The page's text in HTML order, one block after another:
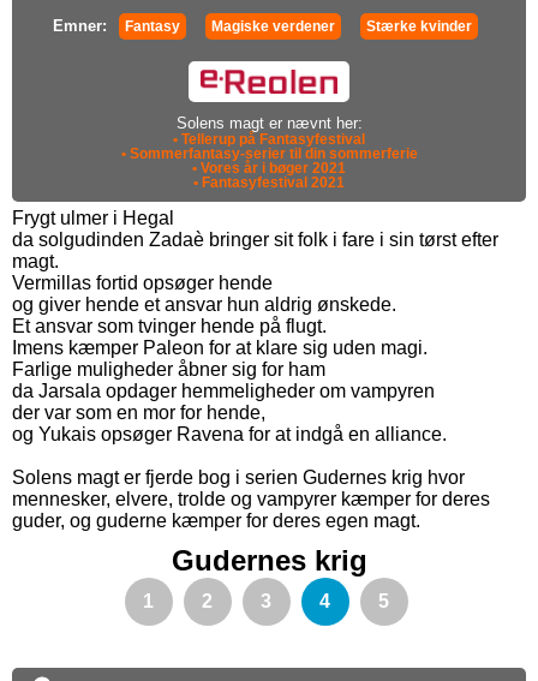
Emner: Fantasy Magiske verdener Stærke kvinder
Solens magt er nævnt her:
• Tellerup på Fantasyfestival
• Sommerfantasy-serier til din sommerferie
• Vores år i bøger 2021
• Fantasyfestival 2021
Frygt ulmer i Hegal
da solgudinden Zadaè bringer sit folk i fare i sin tørst efter
magt.
Vermillas fortid opsøger hende
og giver hende et ansvar hun aldrig ønskede.
Et ansvar som tvinger hende på flugt.
Imens kæmper Paleon for at klare sig uden magi.
Farlige muligheder åbner sig for ham
da Jarsala opdager hemmeligheder om vampyren
der var som en mor for hende,
og Yukais opsøger Ravena for at indgå en alliance.
Solens magt er fjerde bog i serien Gudernes krig hvor
mennesker, elvere, trolde og vampyrer kæmper for deres
guder, og guderne kæmper for deres egen magt.
Gudernes krig
1 2 3 4 5